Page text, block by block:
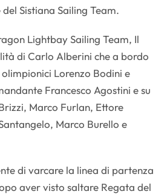
Sistiana Sailing Team.
Lightbay Sailing Team, Il
di Carlo Alberini che a bordo
Lorenzo Bodini e
Francesco Agostini e su
Marco Furlan, Ettore
Marco Burello e
di varcare la linea di partenza
aver visto saltare Regata del